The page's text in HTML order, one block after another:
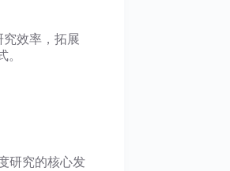
究效率，拓展
研究的核心发